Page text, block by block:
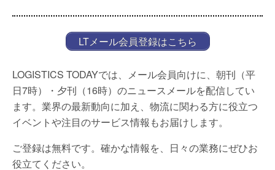
LTメール会員登録はこちら
LOGISTICS TODAYでは、メール会員向けに、朝刊（平
日7時）・夕刊（16時）のニュースメールを配信してい
ます。業界の最新動向に加え、物流に関わる方に役立つ
イベントや注目のサービス情報もお届けします。
ご登録は無料です。確かな情報を、日々の業務にぜひお
役立てください。